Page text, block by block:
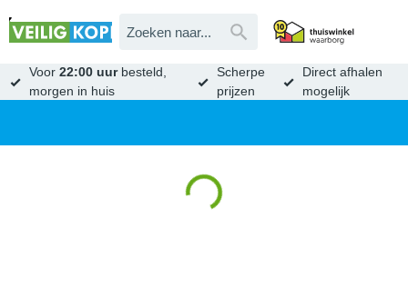
Voor22:00 uurbesteld,
morgen in huis
Scherpe
prijzen
Direct afhalen
mogelijk